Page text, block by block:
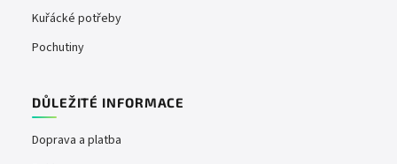
Kuřácké potřeby
Pochutiny
DŮLEŽITÉ INFORMACE
Doprava a platba